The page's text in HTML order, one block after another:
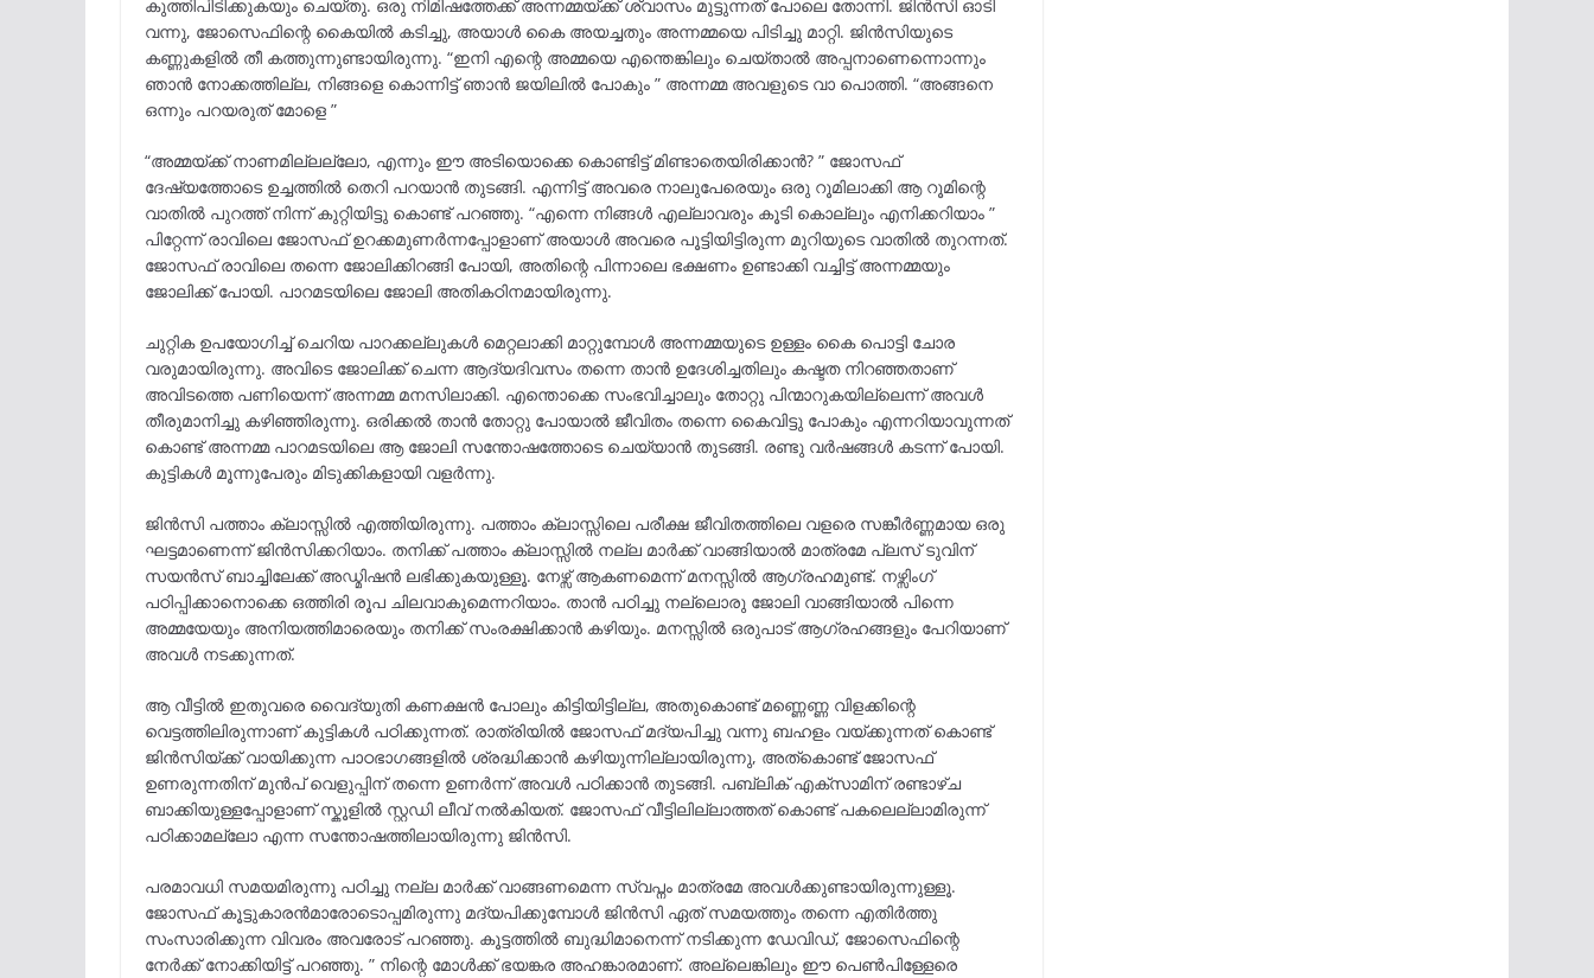
കുത്തിപിടിക്കുകയും ചെയ്തു. ഒരു നിമിഷത്തേക്ക് അന്നമ്മയ്ക്ക് ശ്വാസം മുട്ടുന്നത് പോലെ തോന്നി. ജിൻസി ഓടി
വന്നു, ജോസെഫിന്റെ കൈയിൽ കടിച്ചു, അയാൾ കൈ അയച്ചതും അന്നമ്മയെ പിടിച്ചു മാറ്റി. ജിൻസിയുടെ
കണ്ണുകളിൽ തീ കത്തുന്നുണ്ടായിരുന്നു. “ഇനി എന്റെ അമ്മയെ എന്തെങ്കിലും ചെയ്താൽ അപ്പനാണെന്നൊന്നും
ഞാൻ നോക്കത്തില്ല, നിങ്ങളെ കൊന്നിട്ട് ഞാൻ ജയിലിൽ പോകും ” അന്നമ്മ അവളുടെ വാ പൊത്തി. “അങ്ങനെ
ഒന്നും പറയരുത് മോളെ ”
“അമ്മയ്ക്ക് നാണമില്ലല്ലോ, എന്നും ഈ അടിയൊക്കെ കൊണ്ടിട്ട് മിണ്ടാതെയിരിക്കാൻ? ” ജോസഫ്
ദേഷ്യത്തോടെ ഉച്ചത്തിൽ തെറി പറയാൻ തുടങ്ങി. എന്നിട്ട് അവരെ നാലുപേരെയും ഒരു റൂമിലാക്കി ആ റൂമിന്റെ
വാതിൽ പുറത്ത് നിന്ന് കുറ്റിയിട്ടു കൊണ്ട് പറഞ്ഞു. “എന്നെ നിങ്ങൾ എല്ലാവരും കൂടി കൊല്ലും എനിക്കറിയാം ”
പിറ്റേന്ന് രാവിലെ ജോസഫ് ഉറക്കമുണർന്നപ്പോളാണ് അയാൾ അവരെ പൂട്ടിയിട്ടിരുന്ന മുറിയുടെ വാതിൽ തുറന്നത്.
ജോസഫ് രാവിലെ തന്നെ ജോലിക്കിറങ്ങി പോയി, അതിന്റെ പിന്നാലെ ഭക്ഷണം ഉണ്ടാക്കി വച്ചിട്ട് അന്നമ്മയും
ജോലിക്ക് പോയി. പാറമടയിലെ ജോലി അതികഠിനമായിരുന്നു.
ചുറ്റിക ഉപയോഗിച്ച് ചെറിയ പാറക്കല്ലുകൾ മെറ്റലാക്കി മാറ്റുമ്പോൾ അന്നമ്മയുടെ ഉള്ളം കൈ പൊട്ടി ചോര
വരുമായിരുന്നു. അവിടെ ജോലിക്ക് ചെന്ന ആദ്യദിവസം തന്നെ താൻ ഉദേശിച്ചതിലും കഷ്ടത നിറഞ്ഞതാണ്
അവിടത്തെ പണിയെന്ന് അന്നമ്മ മനസിലാക്കി. എന്തൊക്കെ സംഭവിച്ചാലും തോറ്റു പിന്മാറുകയില്ലെന്ന് അവൾ
തീരുമാനിച്ചു കഴിഞ്ഞിരുന്നു. ഒരിക്കൽ താൻ തോറ്റു പോയാൽ ജീവിതം തന്നെ കൈവിട്ടു പോകും എന്നറിയാവുന്നത്
കൊണ്ട് അന്നമ്മ പാറമടയിലെ ആ ജോലി സന്തോഷത്തോടെ ചെയ്യാൻ തുടങ്ങി. രണ്ടു വർഷങ്ങൾ കടന്ന് പോയി.
കുട്ടികൾ മൂന്നുപേരും മിടുക്കികളായി വളർന്നു.
ജിൻസി പത്താം ക്ലാസ്സിൽ എത്തിയിരുന്നു. പത്താം ക്ലാസ്സിലെ പരീക്ഷ ജീവിതത്തിലെ വളരെ സങ്കീർണ്ണമായ ഒരു
ഘട്ടമാണെന്ന് ജിൻസിക്കറിയാം. തനിക്ക് പത്താം ക്ലാസ്സിൽ നല്ല മാർക്ക് വാങ്ങിയാൽ മാത്രമേ പ്ലസ് ടുവിന്
സയൻസ് ബാച്ചിലേക്ക് അഡ്മിഷൻ ലഭിക്കുകയുള്ളൂ. നേഴ്സ് ആകണമെന്ന് മനസ്സിൽ ആഗ്രഹമുണ്ട്. നഴ്സിംഗ്
പഠിപ്പിക്കാനൊക്കെ ഒത്തിരി രൂപ ചിലവാകുമെന്നറിയാം. താൻ പഠിച്ചു നല്ലൊരു ജോലി വാങ്ങിയാൽ പിന്നെ
അമ്മയേയും അനിയത്തിമാരെയും തനിക്ക് സംരക്ഷിക്കാൻ കഴിയും. മനസ്സിൽ ഒരുപാട് ആഗ്രഹങ്ങളും പേറിയാണ്
അവൾ നടക്കുന്നത്.
ആ വീട്ടിൽ ഇതുവരെ വൈദ്യുതി കണക്ഷൻ പോലും കിട്ടിയിട്ടില്ല, അതുകൊണ്ട് മണ്ണെണ്ണ വിളക്കിന്റെ
വെട്ടത്തിലിരുന്നാണ് കുട്ടികൾ പഠിക്കുന്നത്. രാത്രിയിൽ ജോസഫ് മദ്യപിച്ചു വന്നു ബഹളം വയ്ക്കുന്നത് കൊണ്ട്
ജിൻസിയ്ക്ക് വായിക്കുന്ന പാഠഭാഗങ്ങളിൽ ശ്രദ്ധിക്കാൻ കഴിയുന്നില്ലായിരുന്നു, അത്കൊണ്ട് ജോസഫ്
ഉണരുന്നതിന് മുൻപ് വെളുപ്പിന് തന്നെ ഉണർന്ന് അവൾ പഠിക്കാൻ തുടങ്ങി. പബ്ലിക് എക്സാമിന് രണ്ടാഴ്ച
ബാക്കിയുള്ളപ്പോളാണ് സ്കൂളിൽ സ്റ്റഡി ലീവ് നൽകിയത്. ജോസഫ് വീട്ടിലില്ലാത്തത് കൊണ്ട് പകലെല്ലാമിരുന്ന്
പഠിക്കാമല്ലോ എന്ന സന്തോഷത്തിലായിരുന്നു ജിൻസി.
പരമാവധി സമയമിരുന്നു പഠിച്ചു നല്ല മാർക്ക് വാങ്ങണമെന്ന സ്വപ്നം മാത്രമേ അവൾക്കുണ്ടായിരുന്നുള്ളൂ.
ജോസഫ് കൂട്ടുകാരൻമാരോടൊപ്പമിരുന്നു മദ്യപിക്കുമ്പോൾ ജിൻസി ഏത് സമയത്തും തന്നെ എതിർത്തു
സംസാരിക്കുന്ന വിവരം അവരോട് പറഞ്ഞു. കൂട്ടത്തിൽ ബുദ്ധിമാനെന്ന് നടിക്കുന്ന ഡേവിഡ്, ജോസെഫിന്റെ
നേർക്ക് നോക്കിയിട്ട് പറഞ്ഞു. ” നിന്റെ മോൾക്ക് ഭയങ്കര അഹങ്കാരമാണ്. അല്ലെങ്കിലും ഈ പെൺപിള്ളേരെ